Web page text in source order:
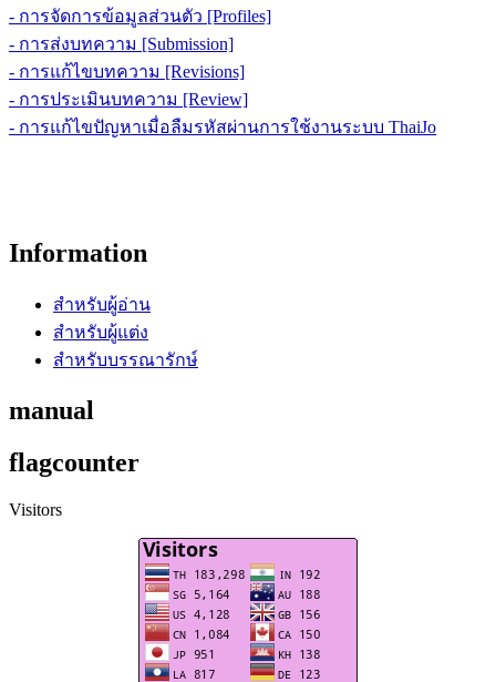
- การจัดการข้อมูลส่วนตัว [Profiles]
- การส่งบทความ [Submission]
- การแก้ไขบทความ [Revisions]
- การประเมินบทความ [Review]
- การแก้ไขปัญหาเมื่อลืมรหัสผ่านการใช้งานระบบ ThaiJo
Information
สำหรับผู้อ่าน
สำหรับผู้แต่ง
สำหรับบรรณารักษ์
manual
flagcounter
Visitors